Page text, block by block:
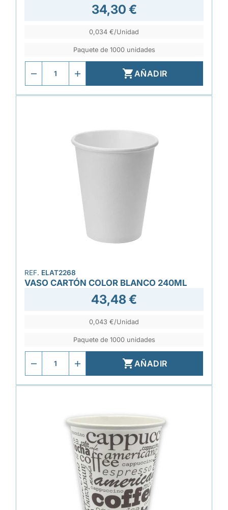
34,30 €
0,034 €/Unidad
Paquete de 1000 unidades
AÑADIR
REF. ELAT2268
VASO CARTÓN COLOR BLANCO 240ML
43,48 €
0,043 €/Unidad
Paquete de 1000 unidades
AÑADIR